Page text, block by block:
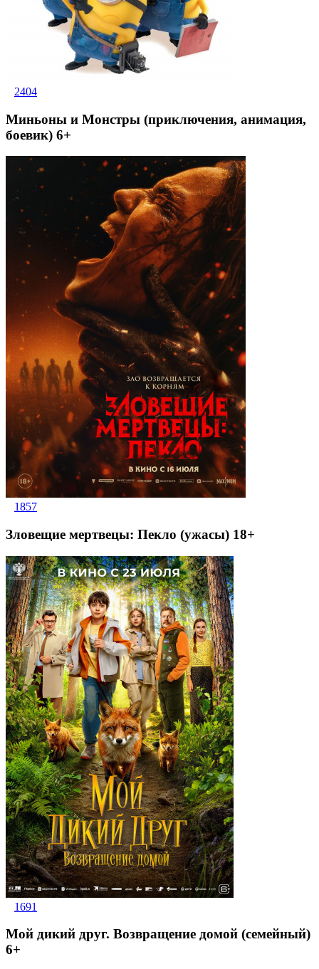
2404
Миньоны и Монстры (приключения, анимация,
боевик) 6+
1857
Зловещие мертвецы: Пекло (ужасы) 18+
1691
Мой дикий друг. Возвращение домой (семейный)
6+